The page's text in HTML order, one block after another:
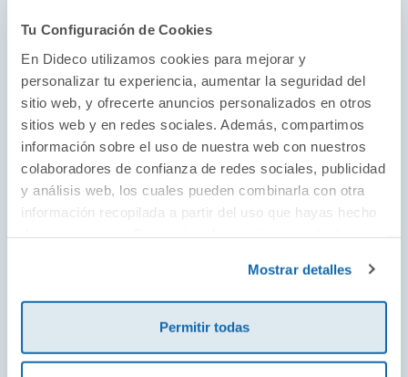
Tu Configuración de Cookies
En Dideco utilizamos cookies para mejorar y
personalizar tu experiencia, aumentar la seguridad del
sitio web, y ofrecerte anuncios personalizados en otros
sitios web y en redes sociales. Además, compartimos
información sobre el uso de nuestra web con nuestros
colaboradores de confianza de redes sociales, publicidad
y análisis web, los cuales pueden combinarla con otra
información recopilada a partir del uso que hayas hecho
Mostrar detalles
Permitir todas
cuerpo fuerte y una mente serena, a través de pasos
sencillos y alcanzables. Este libro es, en sí mismo,
una deliciosa receta para recuperar la vitalidad.»
Suzy Reading, psicóloga y autora deLa revolución
del autocuidado
«Una guía práctica e inspiradora para fortalecer la
resiliencia y fomentar una respuesta saludable al
«Una guía maravillosa para revertir el agotamiento y
vivir una vida más saludable y en calma.»
Melissa Hemsley, autora superventas deReal